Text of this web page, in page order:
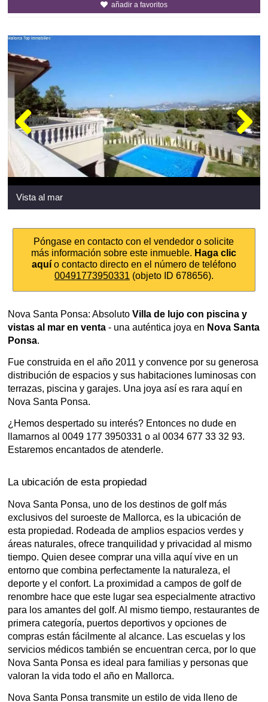
añadir a favoritos
Vista al mar
Póngase en contacto con el vendedor o solicite
más información sobre este inmueble. Haga clic
aquío contacto directo en el número de teléfono
00491773950331 (objeto ID 678656).
Nova Santa Ponsa: Absoluto Villa de lujo con piscina y
vistas al mar en venta - una auténtica joya en Nova Santa
Ponsa.
Fue construida en el año 2011 y convence por su generosa
distribución de espacios y sus habitaciones luminosas con
terrazas, piscina y garajes. Una joya así es rara aquí en
Nova Santa Ponsa.
¿Hemos despertado su interés? Entonces no dude en
llamarnos al 0049 177 3950331 o al 0034 677 33 32 93.
Estaremos encantados de atenderle.
La ubicación de esta propiedad
Nova Santa Ponsa, uno de los destinos de golf más
exclusivos del suroeste de Mallorca, es la ubicación de
esta propiedad. Rodeada de amplios espacios verdes y
áreas naturales, ofrece tranquilidad y privacidad al mismo
tiempo. Quien desee comprar una villa aquí vive en un
entorno que combina perfectamente la naturaleza, el
deporte y el confort. La proximidad a campos de golf de
renombre hace que este lugar sea especialmente atractivo
para los amantes del golf. Al mismo tiempo, restaurantes de
primera categoría, puertos deportivos y opciones de
compras están fácilmente al alcance. Las escuelas y los
servicios médicos también se encuentran cerca, por lo que
Nova Santa Ponsa es ideal para familias y personas que
valoran la vida todo el año en Mallorca.
Nova Santa Ponsa transmite un estilo de vida lleno de